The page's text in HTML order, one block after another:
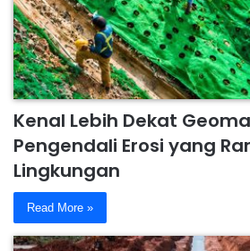
Kenal Lebih Dekat
Pengendali Erosi yang
Lingkungan
Read More »